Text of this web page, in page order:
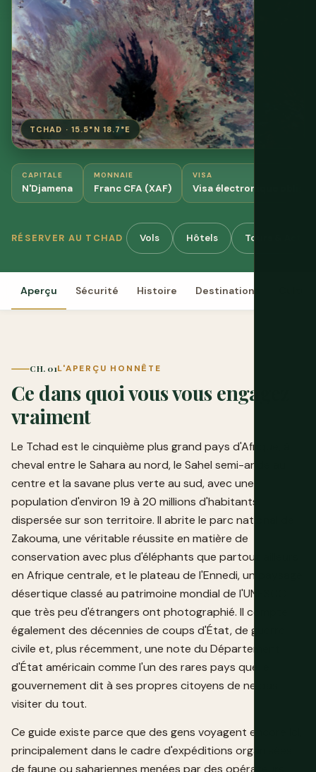
TCHAD · 15.5°N 18.7°E
CAPITALE
N'Djamena
MONNAIE
Franc CFA (XAF)
VISA
Visa électronique
RÉSERVER AU TCHAD Vols Hôtels Tours &
Aperçu Sécurité Histoire Destinations
CH. 01L'APERÇU HONNÊTE
Ce dans quoi vous vous engagez
vraiment
Le Tchad est le cinquième plus grand pays d'Afrique, à
cheval entre le Sahara au nord, le Sahel semi-aride au
centre et la savane plus verte au sud, avec une
population d'environ 19 à 20 millions d'habitants
dispersée sur son territoire. Il abrite le parc national de
Zakouma, une véritable réussite en matière de
conservation avec plus d'éléphants que partout ailleurs
en Afrique centrale, et le plateau de l'Ennedi, un paysage
désertique classé au patrimoine mondial de l'UNESCO
que très peu d'étrangers ont photographié. Il compte
également des décennies de coups d'État, de guerre
civile et, plus récemment, une note du Département
d'État américain comme l'un des rares pays que le
gouvernement dit à ses propres citoyens de ne pas
visiter du tout.
Ce guide existe parce que des gens voyagent encore ici,
principalement dans le cadre d'expéditions organisées
de faune ou sahariennes menées par des opérateurs